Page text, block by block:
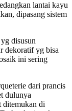
lantai kayu
dipasang sistem
disusun
dekoratif yg bisa
ini sering
dari prancis
dulunya
ditemukan di